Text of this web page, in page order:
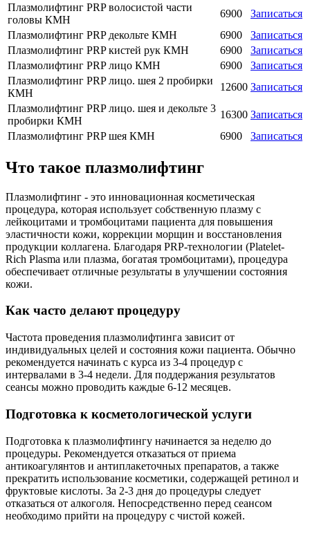
Плазмолифтинг PRP волосистой части
головы КМН
6900
Записаться
Плазмолифтинг PRP декольте КМН
6900
Записаться
Плазмолифтинг PRP кистей рук КМН
6900
Записаться
Плазмолифтинг PRP лицо КМН
6900
Записаться
Плазмолифтинг PRP лицо. шея 2 пробирки
КМН
12600 Записаться
Плазмолифтинг PRP лицо. шея и декольте 3
пробирки КМН
16300 Записаться
Плазмолифтинг PRP шея КМН
6900 Записаться
Что такое плазмолифтинг
Плазмолифтинг - это инновационная косметическая
процедура, которая использует собственную плазму с
лейкоцитами и тромбоцитами пациента для повышения
эластичности кожи, коррекции морщин и восстановления
продукции коллагена. Благодаря PRP-технологии (Platelet-
Rich Plasma или плазма, богатая тромбоцитами), процедура
обеспечивает отличные результаты в улучшении состояния
кожи.
Как часто делают процедуру
Частота проведения плазмолифтинга зависит от
индивидуальных целей и состояния кожи пациента. Обычно
рекомендуется начинать с курса из 3-4 процедур с
интервалами в 3-4 недели. Для поддержания результатов
сеансы можно проводить каждые 6-12 месяцев.
Подготовка к косметологической услуги
Подготовка к плазмолифтингу начинается за неделю до
процедуры. Рекомендуется отказаться от приема
антикоагулянтов и антиплакеточных препаратов, а также
прекратить использование косметики, содержащей ретинол и
фруктовые кислоты. За 2-3 дня до процедуры следует
отказаться от алкоголя. Непосредственно перед сеансом
необходимо прийти на процедуру с чистой кожей.